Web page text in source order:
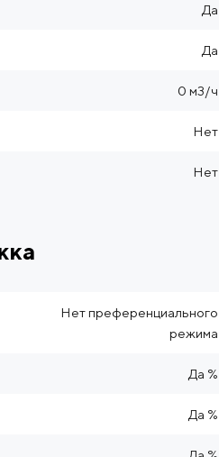
Да
Да
0 м3/ч
Нет
Нет
Нет преференциального
режима
Да %
Да %